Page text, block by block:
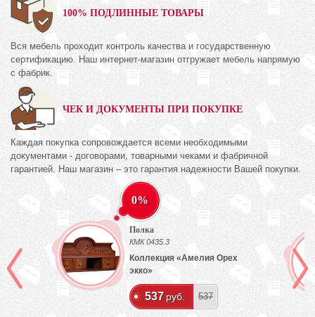
100% ПОДЛИННЫЕ ТОВАРЫ
Вся мебель проходит контроль качества и государственную
сертификацию. Наш интернет-магазин отгружает мебель напрямую
с фабрик.
ЧЕК И ДОКУМЕНТЫ ПРИ ПОКУПКЕ
Каждая покупка сопровождается всеми необходимыми
документами - договорами, товарными чеками и фабричной
гарантией. Наш магазин – это гарантия надежности Вашей покупки.
0%
Полка
КМК 0435.3
Коллекция «Амелия Орех
экко»
537 руб. 537